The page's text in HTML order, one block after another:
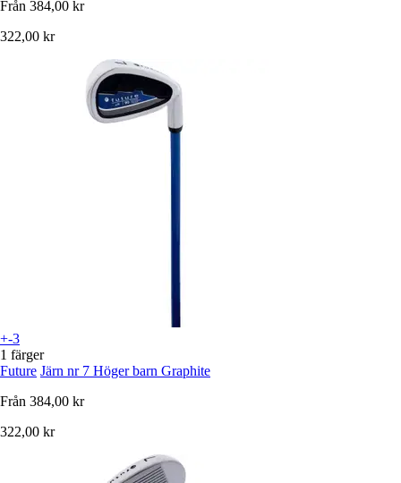
Från 384,00 kr
322,00 kr
+-3
1 färger
Future Järn nr 7 Höger barn Graphite
Från 384,00 kr
322,00 kr